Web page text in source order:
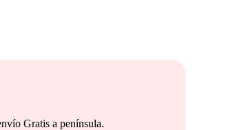
a península.